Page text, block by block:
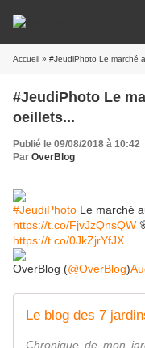
Accueil » #JeudiPhoto Le marché
#JeudiPhoto Le
oeillets...
Publié le 09/08/2018 à 10:42
Par OverBlog
#JeudiPhoto Le marché
https://t.co/FjvJzQnsQW
https://t.co/0JkZjrYfJX
OverBlog (@OverBlog)
Le blog des 7
Chronique de mon